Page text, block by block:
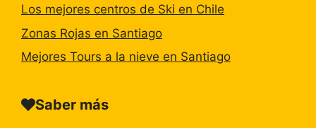
Los mejores centros de Ski en Chile
Zonas Rojas en Santiago
Mejores Tours a la nieve en Santiago
Saber más